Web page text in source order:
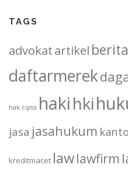
TAGS
advokatartikel berita
daftarmerek
hak cipta hakihki
jasa jasahukum
kreditmacet lawlawfirm